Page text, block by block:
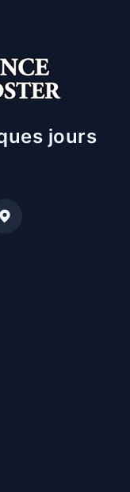
jours